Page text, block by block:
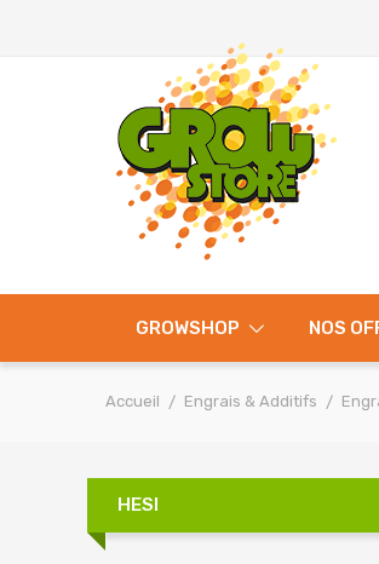
GROWSHOP NOS
Accueil Engrais & Additifs
HESI